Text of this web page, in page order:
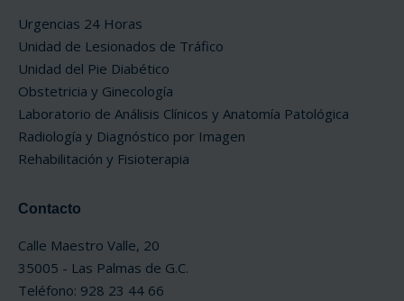
Urgencias 24 Horas
Unidad de Lesionados de Tráfico
Unidad del Pie Diabético
Obstetricia y Ginecología
Laboratorio de Análisis Clínicos y Anatomía Patológica
Radiología y Diagnóstico por Imagen
Rehabilitación y Fisioterapia
Contacto
Calle Maestro Valle, 20
35005 - Las Palmas de G.C.
Teléfono: 928 23 44 66